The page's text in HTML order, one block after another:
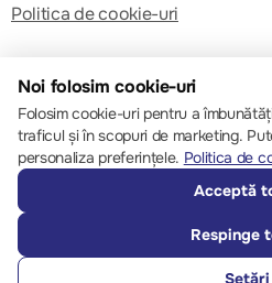
Politica de cookie-uri
© 2013 –
Noi folosim cookie-uri
Folosim cookie-uri pentru a
traficul și în scopuri de marketing.
personaliza preferințele. Politica de
Acceptă
Respinge
Setări